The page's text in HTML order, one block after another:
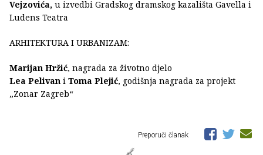
Vejzovića, u izvedbi Gradskog dramskog kazališta Gavella i
Ludens Teatra
ARHITEKTURA I URBANIZAM:
Marijan Hržić, nagrada za životno djelo
Lea Pelivan i Toma Plejić, godišnja nagrada za projekt
„Zonar Zagreb“
Preporuči članak